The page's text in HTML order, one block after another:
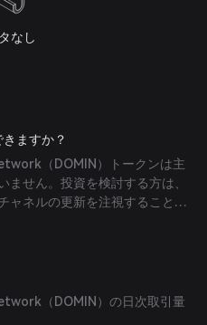
なし
ますか？
（DOMIN）トークンは主
せん。投資を検討する方は、
ャネルの更新を注視することを
（DOMIN）の日次取引量